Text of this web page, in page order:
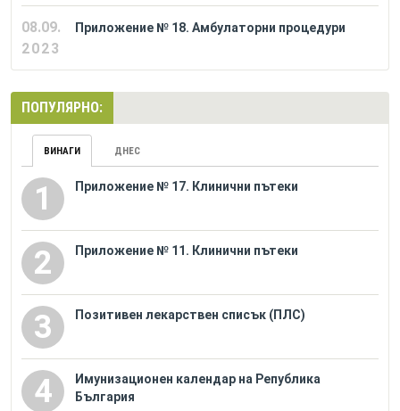
08.09.
2023
Приложение № 18. Амбулаторни процедури
ПОПУЛЯРНО:
ВИНАГИ ДНЕС
1 Приложение № 17. Клинични пътеки
2 Приложение № 11. Клинични пътеки
3 Позитивен лекарствен списък (ПЛС)
4
Имунизационен календар на Република
България